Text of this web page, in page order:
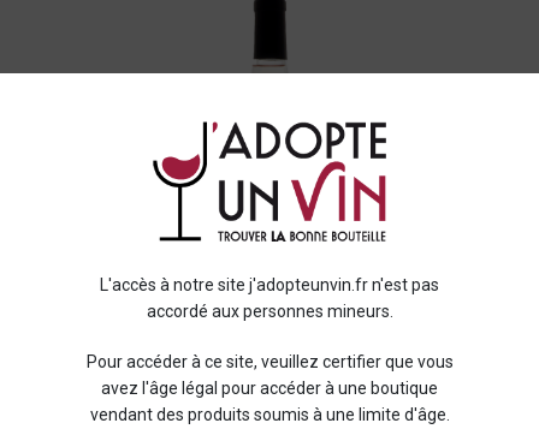
L'accès à notre site j'adopteunvin.fr n'est pas
accordé aux personnes mineurs.
Pour accéder à ce site, veuillez certifier que vous
avez l'âge légal pour accéder à une boutique
vendant des produits soumis à une limite d'âge.